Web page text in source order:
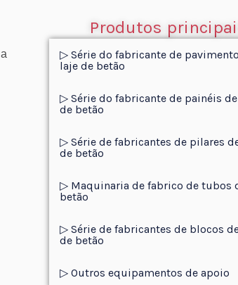
Produtos
▷ Série do fabricante de
laje de betão
▷ Série do fabricante de painéis
de betão
▷ Série de fabricantes de pilares
de betão
▷ Maquinaria de fabrico de tubos
betão
▷ Série de fabricantes de blocos
de betão
▷ Outros equipamentos de apoio